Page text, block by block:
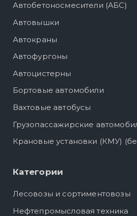
Автобетоносмесители (АБС)
Автовышки
Автокраны
Автофургоны
Автоцистерны
Бортовые автомобили
Вахтовые автобусы
Грузопассажирские
Крановые установки (КМУ)
Категории
Лесовозы и сортиментовозы
Нефтепромысловая техника